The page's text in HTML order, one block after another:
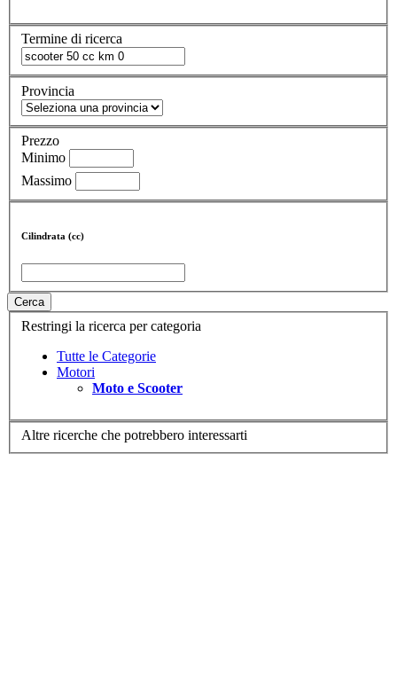
Termine di ricerca
Provincia
Prezzo
Minimo
Massimo
Cilindrata (cc)
Cerca
Restringi la ricerca per categoria
Tutte le Categorie
Motori
Moto e Scooter
Altre ricerche che potrebbero interessarti